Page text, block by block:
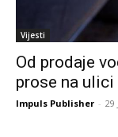
Vijesti
Od prodaje
prose na ulici
Impuls Publisher - 29